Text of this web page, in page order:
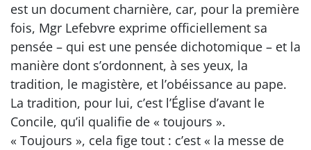
est un document charnière, car, pour la première
fois, Mgr Lefebvre exprime officiellement sa
pensée – qui est une pensée dichotomique – et la
manière dont s’ordonnent, à ses yeux, la
tradition, le magistère, et l’obéissance au pape.
La tradition, pour lui, c’est l’Église d’avant le
Concile, qu’il qualifie de « toujours ».
« Toujours », cela fige tout : c’est « la messe de